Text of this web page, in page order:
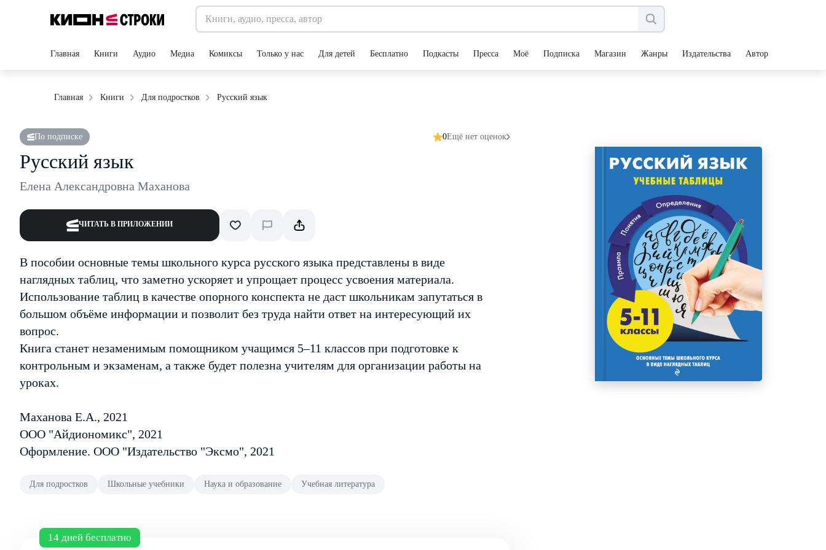
Главная Книги Аудио Медиа Комиксы Только у нас Для детей Бесплатно Подкасты Пресса Моё Подписка Магазин Жанры Издательства Авторы
Главная Книги Для подростков Русский язык
По подписке 0Ещё нет оценок
Русский язык
Елена Александровна Маханова
ЧИТАТЬ В ПРИЛОЖЕНИИ
В пособии основные темы школьного курса русского языка представлены в виде
наглядных таблиц, что заметно ускоряет и упрощает процесс усвоения материала.
Использование таблиц в качестве опорного конспекта не даст школьникам запутаться в
большом объёме информации и позволит без труда найти ответ на интересующий их
вопрос.
Книга станет незаменимым помощником учащимся 5–11 классов при подготовке к
контрольным и экзаменам, а также будет полезна учителям для организации работы на
уроках.
Маханова Е.А., 2021
ООО "Айдиономикс", 2021
Оформление. ООО "Издательство "Эксмо", 2021
Для подростков Школьные учебники Наука и образование Учебная литература
14 дней бесплатно